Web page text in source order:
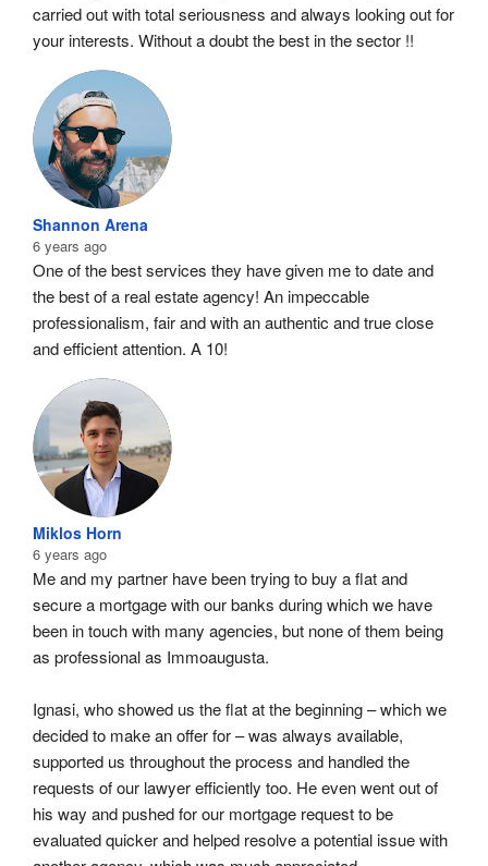
carried out with total seriousness and always looking out for
your interests. Without a doubt the best in the sector !!
Shannon Arena
6 years ago
One of the best services they have given me to date and
the best of a real estate agency! An impeccable
professionalism, fair and with an authentic and true close
and efficient attention. A 10!
Miklos Horn
6 years ago
Me and my partner have been trying to buy a flat and
secure a mortgage with our banks during which we have
been in touch with many agencies, but none of them being
as professional as Immoaugusta.
Ignasi, who showed us the flat at the beginning – which we
decided to make an offer for – was always available,
supported us throughout the process and handled the
requests of our lawyer efficiently too. He even went out of
his way and pushed for our mortgage request to be
evaluated quicker and helped resolve a potential issue with